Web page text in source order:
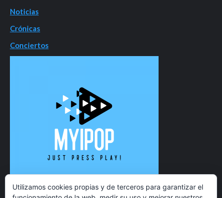
Noticias
Crónicas
Conciertos
Utilizamos cookies propias y de terceros para garantizar el